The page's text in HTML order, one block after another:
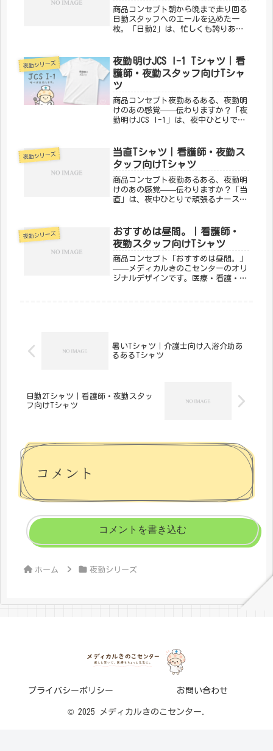
商品コンセプト朝から晩まで走り回る
日勤スタッフへのエールを込めた一
枚。「日勤2」は、忙しくも誇りある
きのこセンター」が手がけるこのデザ
インは、医療・介護の現場で働く人た
ちの...
夜勤シリーズ
夜勤明けJCS I-1 Tシャツ｜看
護師・夜勤スタッフ向けTシャ
ツ
商品コンセプト夜勤あるある、夜勤明
けのあの感覚——伝わりますか？「夜
勤明けJCS I-1」は、夜中ひとりで頑
仲間への共感とエールを込めて。「メ
ディカルきのこセンター」が手が...
夜勤シリーズ
当直Tシャツ｜看護師・夜勤ス
タッフ向けTシャツ
商品コンセプト夜勤あるある、夜勤明
けのあの感覚——伝わりますか？「当
直」は、夜中ひとりで頑張るナース・
とエールを込めて。「メディカルきの
こセンター」が手がけるこのデザイン
は...
夜勤シリーズ
おすすめは昼間。｜看護師・
夜勤スタッフ向けTシャツ
商品コンセプト「おすすめは昼間。」
——メディカルきのこセンターのオリ
ジナルデザインです。医療・看護・介
暑いTシャツ｜介護士向け入浴介助あ
るあるTシャツ
日勤2Tシャツ｜看護師・夜勤スタッ
フ向けTシャツ
コメント
コメントを書き込む
ホーム 夜勤シリーズ
プライバシーポリシー お問い合わせ
© 2025 メディカルきのこセンター.